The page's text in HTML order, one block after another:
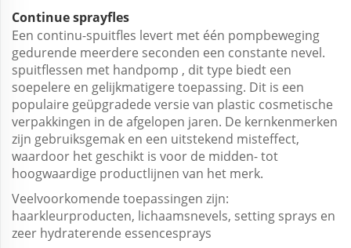
Continue sprayfles
Een continu-spuitfles levert met één pompbeweging
gedurende meerdere seconden een constante nevel.
spuitflessen met handpomp , dit type biedt een
soepelere en gelijkmatigere toepassing. Dit is een
populaire geüpgradede versie van plastic cosmetische
verpakkingen in de afgelopen jaren. De kernkenmerken
zijn gebruiksgemak en een uitstekend misteffect,
waardoor het geschikt is voor de midden- tot
hoogwaardige productlijnen van het merk.
Veelvoorkomende toepassingen zijn:
haarkleurproducten, lichaamsnevels, setting sprays en
zeer hydraterende essencesprays